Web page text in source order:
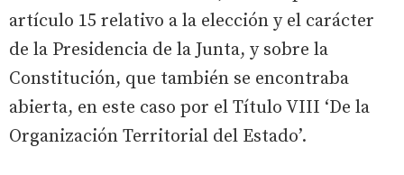
artículo 15 relativo a la elección y el carácter
de la Presidencia de la Junta, y sobre la
Constitución, que también se encontraba
abierta, en este caso por el Título VIII ‘De la
Organización Territorial del Estado’.